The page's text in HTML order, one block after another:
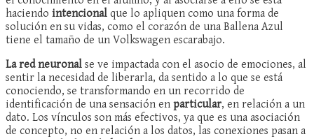
haciendo intencional que lo apliquen como una forma de
solución en su vidas, como el corazón de una Ballena Azul
tiene el tamaño de un Volkswagen escarabajo.
La red neuronal se ve impactada con el asocio de emociones, al
sentir la necesidad de liberarla, da sentido a lo que se está
conociendo, se transformando en un recorrido de
identificación de una sensación en particular, en relación a un
dato. Los vínculos son más efectivos, ya que es una asociación
de concepto, no en relación a los datos, las conexiones pasan a